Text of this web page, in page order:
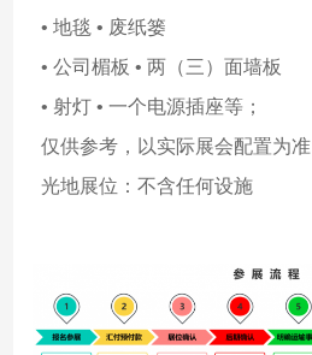
• 地毯 • 废纸篓
• 公司楣板 • 两（三）面墙板
• 射灯 • 一个电源插座等；
仅供参考，以实际展会配置为准
光地展位：不含任何设施